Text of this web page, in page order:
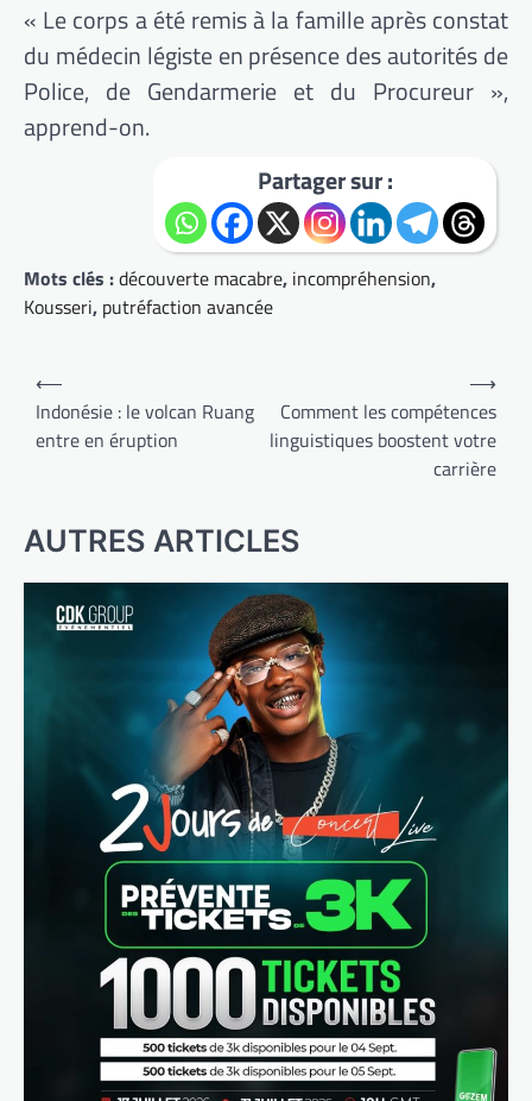
« Le corps a été remis à la famille après constat
du médecin légiste en présence des autorités de
Police, de Gendarmerie et du Procureur »,
apprend-on.
Partager sur :
Mots clés :découverte macabre, incompréhension,
Kousseri, putréfaction avancée
Navigation
de
l’article
⟵
Indonésie : le volcan Ruang
entre en éruption
Comment les compétences
linguistiques boostent votre
carrière
⟶
AUTRES ARTICLES